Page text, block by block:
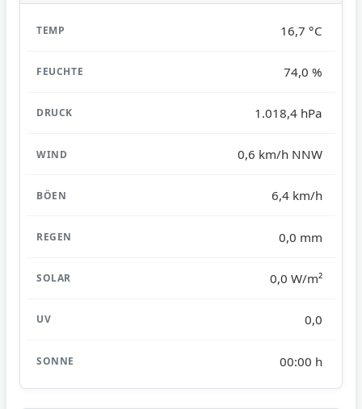
16,7 °C
74,0 %
1.018,4 hPa
0,6 km/h NNW
6,4 km/h
0,0 mm
0,0 W/m²
0,0
00:00 h